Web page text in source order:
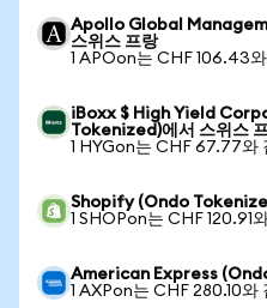
Apollo Global
스위스 프랑
1 APOon는 CHF 106.43
iBoxx $ High Yield
Tokenized)에서 스위스
1 HYGon는 CHF 67.77와
Shopify (Ondo
1 SHOPon는 CHF 120.91
American Express
1 AXPon는 CHF 280.10와